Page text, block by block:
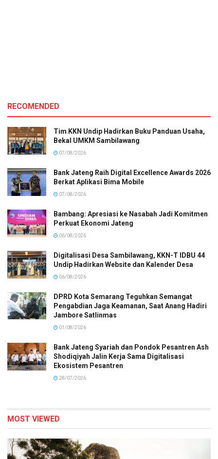
RECOMENDED
Tim KKN Undip Hadirkan Buku Panduan Usaha,
Bekal UMKM Sambilawang
07/08/2026
Bank Jateng Raih Digital Excellence Awards 2026
Berkat Aplikasi Bima Mobile
07/08/2026
Bambang: Apresiasi ke Nasabah Jadi Komitmen
Perkuat Ekonomi Jateng
06/08/2026
Digitalisasi Desa Sambilawang, KKN-T IDBU 44
Undip Hadirkan Website dan Kalender Desa
06/08/2026
DPRD Kota Semarang Teguhkan Semangat
Pengabdian Jaga Keamanan, Saat Anang Hadiri
Jambore Satlinmas
01/08/2026
Bank Jateng Syariah dan Pondok Pesantren Ash
Shodiqiyah Jalin Kerja Sama Digitalisasi
Ekosistem Pesantren
28/07/2026
MOST VIEWED